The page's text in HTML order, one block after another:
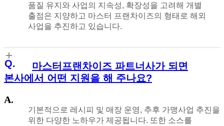
품질 유지와 사업의 지속성, 확장성을 고려해 개별
출점은 지양하고 마스터 프랜차이즈의 형태로 해외
사업을 추진하고 있습니다.
마스터프랜차이즈 파트너사가 되면
본사에서 어떤 지원을 해 주나요?
기본적으로 레시피 및 매장 운영, 추후 가맹사업 추진을
위한 다양한 노하우가 제공됩니다. 또한 소스를